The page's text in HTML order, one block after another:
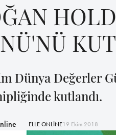
Dünya Değerler
kutlandı.
ELLE ONLİNE19 Ekim 2018